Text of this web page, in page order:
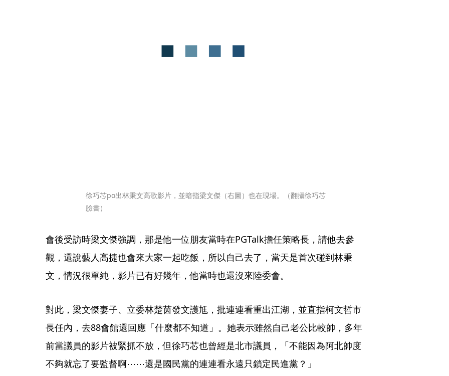
徐巧芯po出林秉文高歌影片，並暗指梁文傑（右圖）也在現場。（翻攝徐巧芯
臉書）
會後受訪時梁文傑強調，那是他一位朋友當時在PGTalk擔任策略長，請他去參
觀，還說藝人高捷也會來大家一起吃飯，所以自己去了，當天是首次碰到林秉
文，情況很單純，影片已有好幾年，他當時也還沒來陸委會。
對此，梁文傑妻子、立委林楚茵發文護尪，批連連看重出江湖，並直指柯文哲市
長任內，去88會館還回應「什麼都不知道」。她表示雖然自己老公比較帥，多年
前當議員的影片被緊抓不放，但徐巧芯也曾經是北市議員，「不能因為阿北帥度
不夠就忘了要監督啊⋯⋯還是國民黨的連連看永遠只鎖定民進黨？」